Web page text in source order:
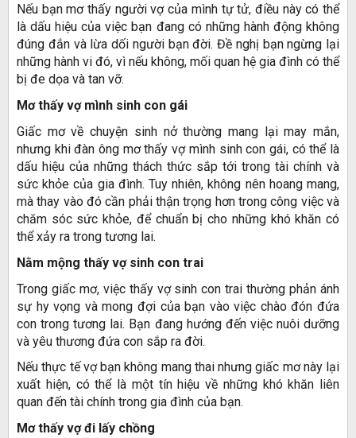
Nếu bạn mơ thấy người vợ của mình tự tử, điều này có thể
là dấu hiệu của việc bạn đang có những hành động không
đúng đắn và lừa dối người bạn đời. Đề nghị bạn ngừng lại
những hành vi đó, vì nếu không, mối quan hệ gia đình có thể
bị đe dọa và tan vỡ.
Mơ thấy vợ mình sinh con gái
Giấc mơ về chuyện sinh nở thường mang lại may mắn,
nhưng khi đàn ông mơ thấy vợ mình sinh con gái, có thể là
dấu hiệu của những thách thức sắp tới trong tài chính và
sức khỏe của gia đình. Tuy nhiên, không nên hoang mang,
mà thay vào đó cần phải thận trọng hơn trong công việc và
chăm sóc sức khỏe, để chuẩn bị cho những khó khăn có
thể xảy ra trong tương lai.
Nằm mộng thấy vợ sinh con trai
Trong giấc mơ, việc thấy vợ sinh con trai thường phản ánh
sự hy vọng và mong đợi của bạn vào việc chào đón đứa
con trong tương lai. Bạn đang hướng đến việc nuôi dưỡng
và yêu thương đứa con sắp ra đời.
Nếu thực tế vợ bạn không mang thai nhưng giấc mơ này lại
xuất hiện, có thể là một tín hiệu về những khó khăn liên
quan đến tài chính trong gia đình của bạn.
Mơ thấy vợ đi lấy chồng